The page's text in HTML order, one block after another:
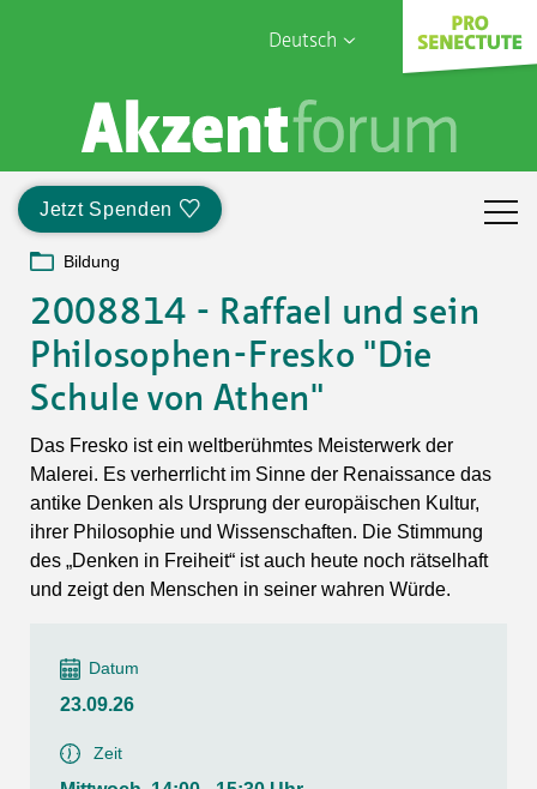
Deutsch
English
Français
Jetzt Spenden
Sophia Care
Bildung
2008814 - Raffael und sein
Philosophen-Fresko "Die
Schule von Athen"
Das Fresko ist ein weltberühmtes Meisterwerk der
Malerei. Es verherrlicht im Sinne der Renaissance das
antike Denken als Ursprung der europäischen Kultur,
ihrer Philosophie und Wissenschaften. Die Stimmung
des „Denken in Freiheit“ ist auch heute noch rätselhaft
und zeigt den Menschen in seiner wahren Würde.
Datum
23.09.26
Zeit